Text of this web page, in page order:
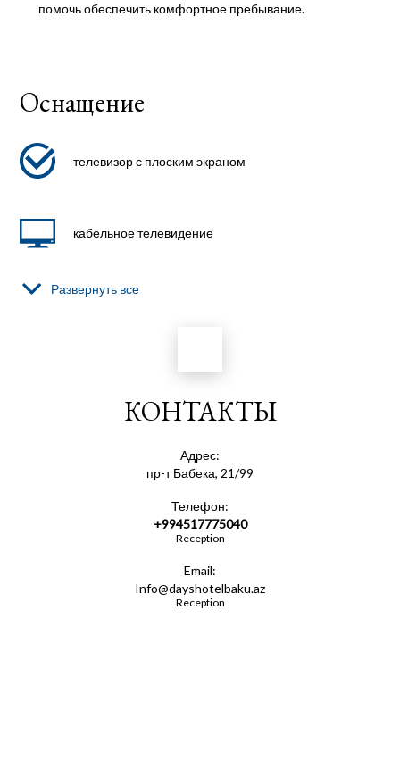
помочь обеспечить комфортное пребывание.
Оснащение
телевизор с плоским экраном
кабельное телевидение
гостиничная парфюмерия
Развернуть все
КОНТАКТЫ
Адрес:
пр-т Бабека, 21/99
Телефон:
+994517775040
Reception
Email:
Info@dayshotelbaku.az
Reception